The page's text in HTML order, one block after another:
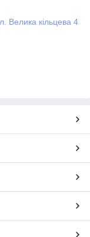
Велика кільцева 4